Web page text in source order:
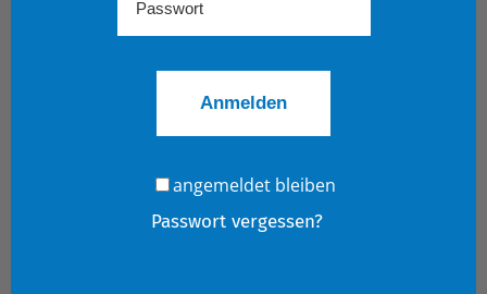
angemeldet bleiben
Passwort vergessen?